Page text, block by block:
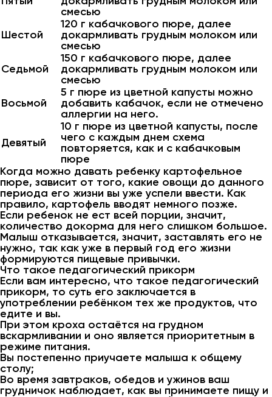
смесью
Шестой
120 г кабачкового пюре, далее
докармливать грудным молоком или
смесью
Седьмой
150 г кабачкового пюре, далее
докармливать грудным молоком или
смесью
Восьмой
5 г пюре из цветной капусты можно
добавить кабачок, если не отмечено
аллергии на него.
Девятый
10 г пюре из цветной капусты, после
чего с каждым днем схема
повторяется, как и с кабачковым
пюре
Когда можно давать ребенку картофельное
пюре, зависит от того, какие овощи до данного
периода его жизни вы уже успели ввести. Как
правило, картофель вводят немного позже.
Если ребенок не ест всей порции, значит,
количество докорма для него слишком большое.
Малыш отказывается, значит, заставлять его не
нужно, так как уже в первый год его жизни
формируются пищевые привычки.
Что такое педагогический прикорм
Если вам интересно, что такое педагогический
прикорм, то суть его заключается в
употреблении ребёнком тех же продуктов, что
едите и вы.
При этом кроха остаётся на грудном
вскармливании и оно является приоритетным в
режиме питания.
Вы постепенно приучаете малыша к общему
столу;
Во время завтраков, обедов и ужинов ваш
грудничок наблюдает, как вы принимаете пищу и